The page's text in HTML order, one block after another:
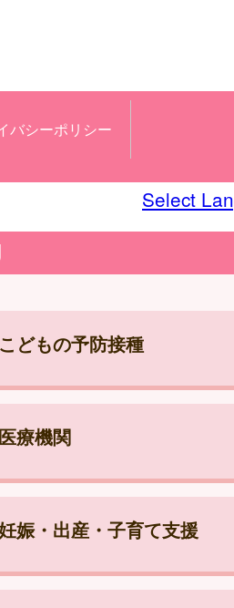
バシーポリシー
Select
こどもの予防接種
医療機関
娠・出産・子育て支援